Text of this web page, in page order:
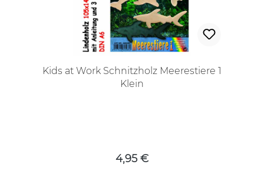
Kids at Work Schnitzholz Meerestiere 1
Klein
4,95 €